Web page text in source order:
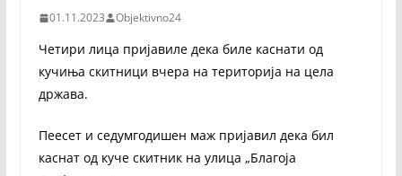
01.11.2023 Objektivno24
Четири лица пријавиле дека биле каснати од
кучиња скитници вчера на територија на цела
држава.
Пеесет и седумгодишен маж пријавил дека бил
каснат од куче скитник на улица „Благоја